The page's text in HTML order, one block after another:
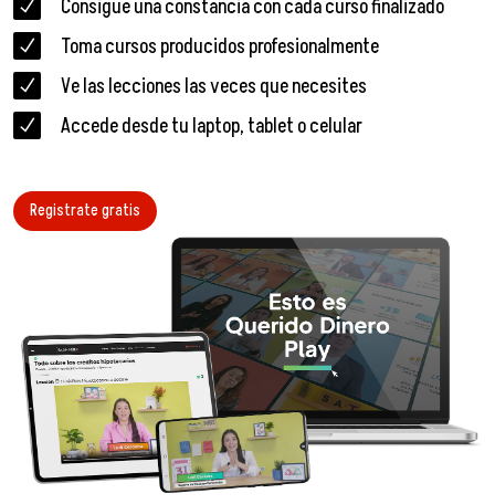
Consigue una constancia con cada curso finalizado
Toma cursos producidos profesionalmente
Ve las lecciones las veces que necesites
Accede desde tu laptop, tablet o celular
Registrate gratis